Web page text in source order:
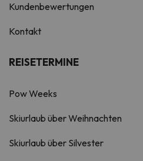
Kundenbewertungen
Kontakt
REISETERMINE
Pow Weeks
Skiurlaub über Weihnachten
Skiurlaub über Silvester